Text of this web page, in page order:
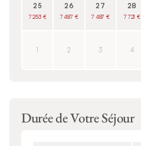
25
7 253 €
26
7 487 €
27
7 487 €
28
7 721 €
1 2 3 4
Durée de Votre Séjour